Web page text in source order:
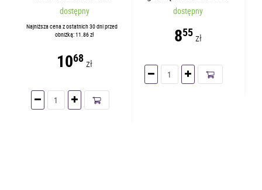
Czarny 001/02
dostępny
Najniższa cena z ostatnich 30 dni przed
obniżką: 11.86 zł
1068zł
Żółta
dostępny
855zł